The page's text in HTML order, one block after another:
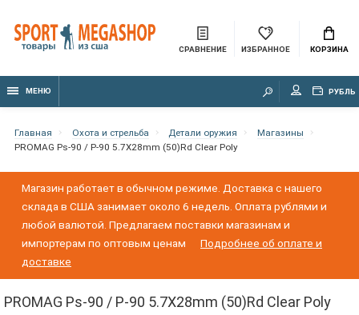
СРАВНЕНИЕ ИЗБРАННОЕ КОРЗИНА
МЕНЮ РУБЛЬ
Главная Охота и стрельба Детали оружия
Магазины
PROMAG Ps-90 / P-90 5.7X28mm (50)Rd Clear Poly
Магазин работает в обычном режиме. Доставка с нашего
склада в США занимает около 6 недель. Оплата рублями и
любой валютой. Предлагаем поставки магазинам и
импортерам по оптовым ценам
Подробнее об оплате и
доставке
PROMAG Ps-90 / P-90 5.7X28mm (50)Rd Clear Poly